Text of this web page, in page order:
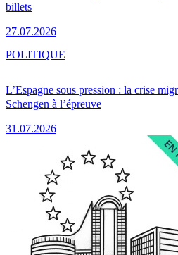
billets
27.07.2026
L’Espagne sous pression : la crise
Schengen à l’épreuve
31.07.2026
POLITIQUE